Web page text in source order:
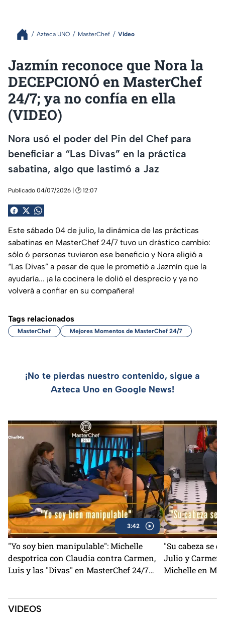
Azteca UNO MasterChef Video
Jazmín reconoce que Nora la
DECEPCIONÓ en MasterChef
24/7; ya no confía en ella
(VIDEO)
Nora usó el poder del Pin del Chef para
beneficiar a “Las Divas” en la práctica
sabatina, algo que lastimó a Jaz
Publicado 04/07/2026 | 🕑 12:07
Este sábado 04 de julio, la dinámica de las prácticas
sabatinas en MasterChef 24/7 tuvo un drástico cambio:
sólo 6 personas tuvieron ese beneficio y Nora eligió a
“Las Divas” a pesar de que le prometió a Jazmín que la
ayudaría... ¡a la cocinera le dolió el desprecio y ya no
volverá a confiar en su compañera!
Tags relacionados
MasterChef Mejores Momentos de MasterChef 24/7
¡No te pierdas nuestro contenido, sigue a
Azteca Uno en Google News!
3:42
"Yo soy bien manipulable": Michelle
despotrica con Claudia contra Carmen,
Luis y las "Divas" en MasterChef 24/7
"Su cabeza se
Julio y Carmen
Michelle en
VIDEOS